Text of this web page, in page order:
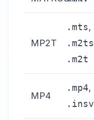
MP2T
.mts,
.m2ts
.m2t
MP4
.mp4,
.insv